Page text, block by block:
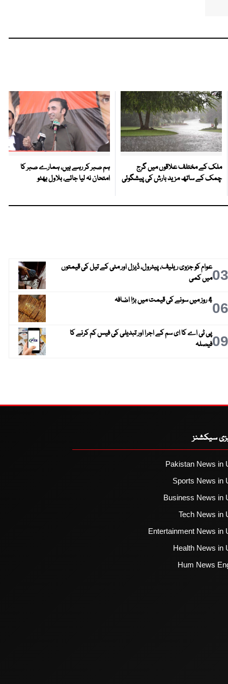
ملک کے مختلف علاقوں میں گرج
چمک کے ساتھ مزید بارش کی پیشگوئی
ہم صبر کر رہے ہیں، ہمارے صبر کا
امتحان نہ لیا جائے، بلاول بھٹو
03عوام کو جزوی ریلیف، پیٹرول، ڈیزل اور مٹی کے تیل کی قیمتوں
میں کمی
064 روز میں سونے کی قیمت میں بڑا اضافہ
09پی ٹی اے کا ای سم کے اجرا اور تبدیلی کی فیس کم کرنے کا
فیصلہ
سیکشنز
Pakistan News in
Sports News in
Business News in
Tech News in
Entertainment News in
Health News in
Hum News